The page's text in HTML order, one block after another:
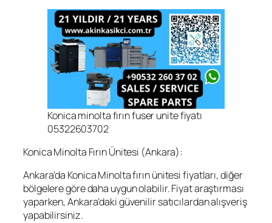
Konica minolta fırın fuser unite fiyatı
05322603702
Konica Minolta Fırın Ünitesi (Ankara):
Ankara’da Konica Minolta fırın ünitesi fiyatları, diğer
bölgelere göre daha uygun olabilir. Fiyat araştırması
yaparken, Ankara’daki güvenilir satıcılardan alışveriş
yapabilirsiniz.